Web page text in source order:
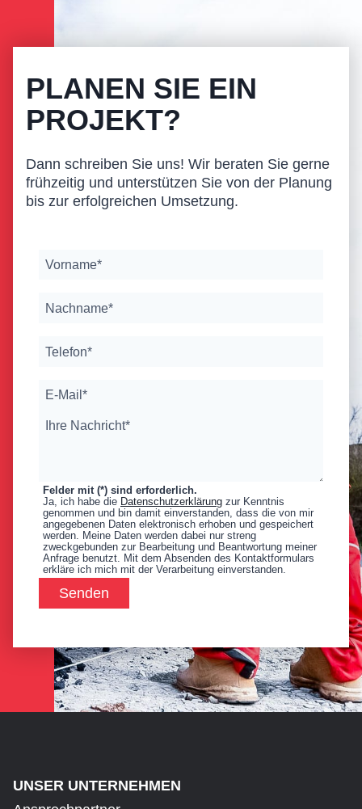
PLANEN SIE EIN
PROJEKT?
Dann schreiben Sie uns! Wir beraten Sie gerne
frühzeitig und unterstützen Sie von der Planung
bis zur erfolgreichen Umsetzung.
Felder mit (*) sind erforderlich.
Ja, ich habe die Datenschutzerklärung zur Kenntnis
genommen und bin damit einverstanden, dass die von mir
angegebenen Daten elektronisch erhoben und gespeichert
werden. Meine Daten werden dabei nur streng
zweckgebunden zur Bearbeitung und Beantwortung meiner
Anfrage benutzt. Mit dem Absenden des Kontaktformulars
erkläre ich mich mit der Verarbeitung einverstanden.
Senden
UNSER UNTERNEHMEN